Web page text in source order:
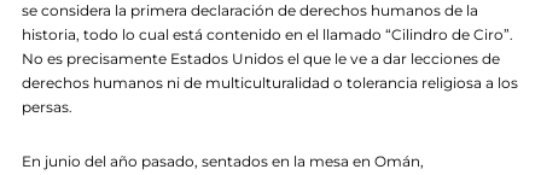
se considera la primera declaración de derechos humanos de la
historia, todo lo cual está contenido en el llamado “Cilindro de Ciro”.
No es precisamente Estados Unidos el que le ve a dar lecciones de
derechos humanos ni de multiculturalidad o tolerancia religiosa a los
persas.
En junio del año pasado, sentados en la mesa en Omán,